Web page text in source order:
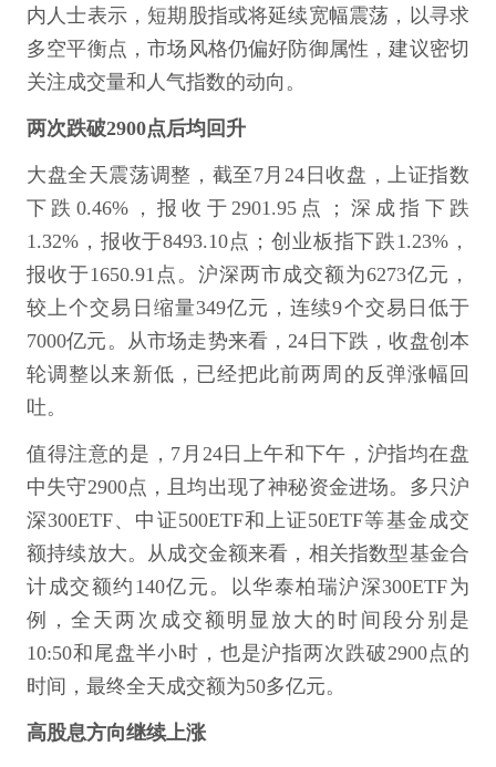
内人士表示，短期股指或将延续宽幅震荡，以寻求
多空平衡点，市场风格仍偏好防御属性，建议密切
关注成交量和人气指数的动向。
两次跌破2900点后均回升
大盘全天震荡调整，截至7月24日收盘，上证指数
下跌0.46%，报收于2901.95点；深成指下跌
1.32%，报收于8493.10点；创业板指下跌1.23%，
报收于1650.91点。沪深两市成交额为6273亿元，
较上个交易日缩量349亿元，连续9个交易日低于
7000亿元。从市场走势来看，24日下跌，收盘创本
轮调整以来新低，已经把此前两周的反弹涨幅回
吐。
值得注意的是，7月24日上午和下午，沪指均在盘
中失守2900点，且均出现了神秘资金进场。多只沪
深300ETF、中证500ETF和上证50ETF等基金成交
额持续放大。从成交金额来看，相关指数型基金合
计成交额约140亿元。以华泰柏瑞沪深300ETF为
例，全天两次成交额明显放大的时间段分别是
10:50和尾盘半小时，也是沪指两次跌破2900点的
时间，最终全天成交额为50多亿元。
高股息方向继续上涨